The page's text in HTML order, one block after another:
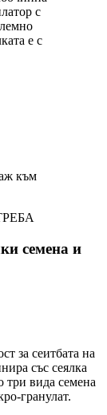
с
е с
към
семена и
за сеитбата на
със сеялка
три вида семена
гранулат.